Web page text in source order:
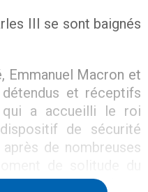
III se sont baignés
Emmanuel Macron et
et réceptifs
a accueilli le roi
de sécurité
de nombreuses
n’a pas échappé aux